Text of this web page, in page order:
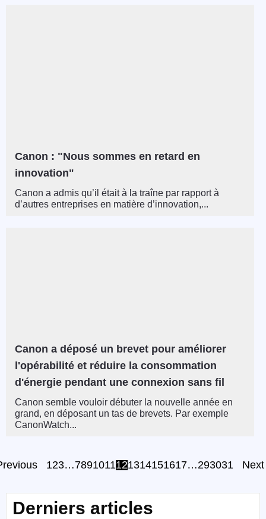
Canon : "Nous sommes en retard en
innovation"
Canon a admis qu’il était à la traîne par rapport à
d’autres entreprises en matière d’innovation,...
Canon a déposé un brevet pour améliorer
l'opérabilité et réduire la consommation
d'énergie pendant une connexion sans fil
Canon semble vouloir débuter la nouvelle année en
grand, en déposant un tas de brevets. Par exemple
CanonWatch...
123…7891011121314151617…293031 Next
Derniers articles